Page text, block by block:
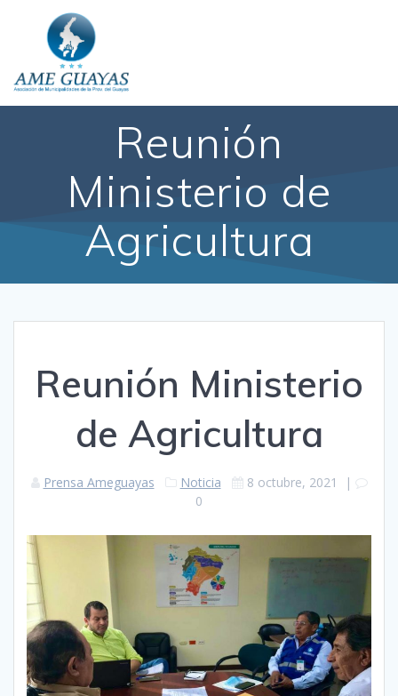
Reunión
Ministerio de
Agricultura
Reunión Ministerio
de Agricultura
Prensa Ameguayas Noticia 8 octubre, 2021
|
0